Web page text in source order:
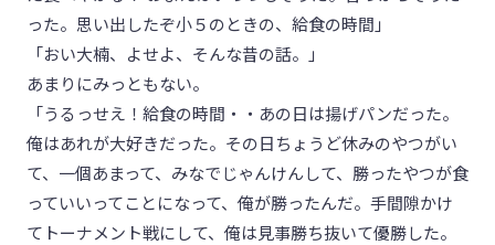
った。思い出したぞ小５のときの、給食の時間」
「おい大楠、よせよ、そんな昔の話。」
あまりにみっともない。
「うるっせえ！給食の時間・・あの日は揚げパンだった。
俺はあれが大好きだった。その日ちょうど休みのやつがい
て、一個あまって、みなでじゃんけんして、勝ったやつが食
っていいってことになって、俺が勝ったんだ。手間隙かけ
てトーナメント戦にして、俺は見事勝ち抜いて優勝した。